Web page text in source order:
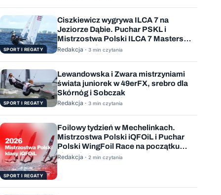
SPORT I REGATY
Ciszkiewicz wygrywa ILCA 7 na
Jeziorze Dąbie. Puchar PSKL i
Mistrzostwa Polski ILCA 7 Masters
rozstrzygnięte
Redakcja · 3 min czytania
SPORT I REGATY
Lewandowska i Zwara mistrzyniami
świata juniorek w 49erFX, srebro dla
Skórnóg i Sobczak
Redakcja · 3 min czytania
SPORT I REGATY
Foilowy tydzień w Mechelinkach.
Mistrzostwa Polski iQFOiL i Puchar
Polski WingFoil Race na początku
sierpnia
Redakcja · 2 min czytania